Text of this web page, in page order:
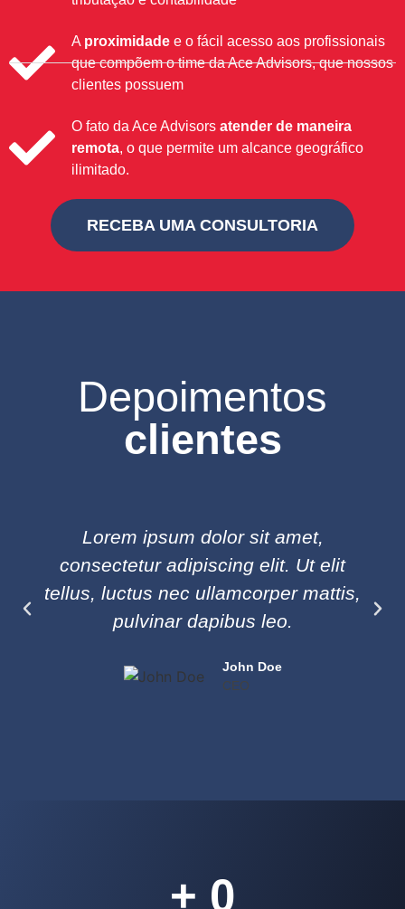
A proximidade e o fácil acesso aos profissionais
que compõem o time da Ace Advisors, que nossos
clientes possuem
O fato da Ace Advisors atender de maneira
remota, o que permite um alcance geográfico
ilimitado.
RECEBA UMA CONSULTORIA
Depoimentos
clientes
Lorem ipsum dolor sit amet,
consectetur adipiscing elit. Ut elit
tellus, luctus nec ullamcorper mattis,
pulvinar dapibus leo.
John Doe
CEO
+ 0